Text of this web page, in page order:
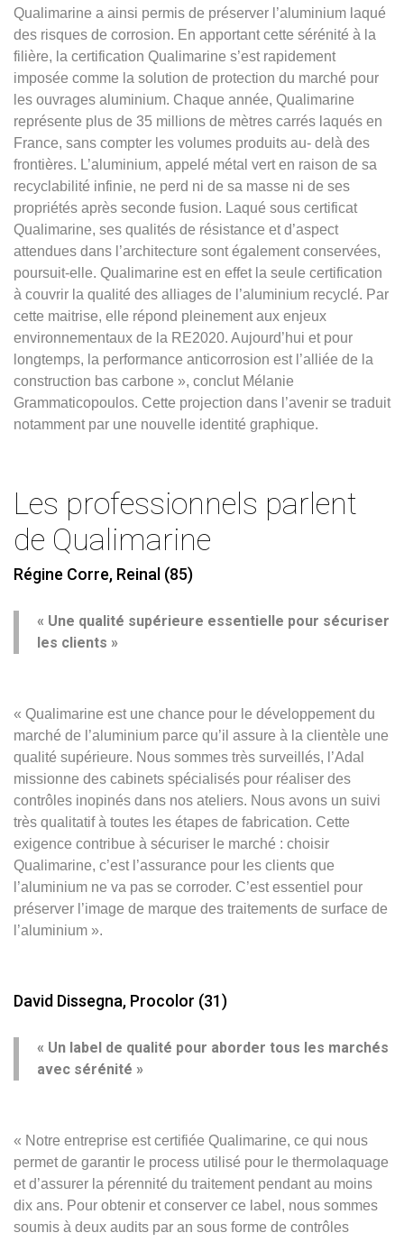
Qualimarine a ainsi permis de préserver l’aluminium laqué
des risques de corrosion. En apportant cette sérénité à la
filière, la certification Qualimarine s’est rapidement
imposée comme la solution de protection du marché pour
les ouvrages aluminium. Chaque année, Qualimarine
représente plus de 35 millions de mètres carrés laqués en
France, sans compter les volumes produits au- delà des
frontières. L’aluminium, appelé métal vert en raison de sa
recyclabilité infinie, ne perd ni de sa masse ni de ses
propriétés après seconde fusion. Laqué sous certificat
Qualimarine, ses qualités de résistance et d’aspect
attendues dans l’architecture sont également conservées,
poursuit-elle. Qualimarine est en effet la seule certification
à couvrir la qualité des alliages de l’aluminium recyclé. Par
cette maitrise, elle répond pleinement aux enjeux
environnementaux de la RE2020. Aujourd’hui et pour
longtemps, la performance anticorrosion est l’alliée de la
construction bas carbone », conclut Mélanie
Grammaticopoulos. Cette projection dans l’avenir se traduit
notamment par une nouvelle identité graphique.
Les professionnels parlent
de Qualimarine
Régine Corre, Reinal (85)
« Une qualité supérieure essentielle pour sécuriser
les clients »
« Qualimarine est une chance pour le développement du
marché de l’aluminium parce qu’il assure à la clientèle une
qualité supérieure. Nous sommes très surveillés, l’Adal
missionne des cabinets spécialisés pour réaliser des
contrôles inopinés dans nos ateliers. Nous avons un suivi
très qualitatif à toutes les étapes de fabrication. Cette
exigence contribue à sécuriser le marché : choisir
Qualimarine, c’est l’assurance pour les clients que
l’aluminium ne va pas se corroder. C’est essentiel pour
préserver l’image de marque des traitements de surface de
l’aluminium ».
David Dissegna, Procolor (31)
« Un label de qualité pour aborder tous les marchés
avec sérénité »
« Notre entreprise est certifiée Qualimarine, ce qui nous
permet de garantir le process utilisé pour le thermolaquage
et d’assurer la pérennité du traitement pendant au moins
dix ans. Pour obtenir et conserver ce label, nous sommes
soumis à deux audits par an sous forme de contrôles